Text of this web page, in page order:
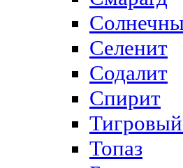
Селенит
Содалит
Спирит
Тигровый
Топаз